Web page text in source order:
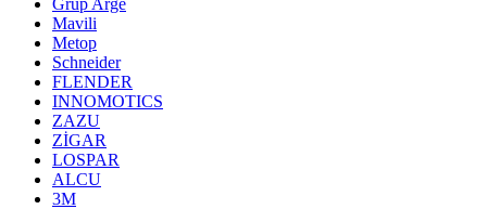
Mavili
Metop
Schneider
FLENDER
INNOMOTICS
ZAZU
ZİGAR
LOSPAR
ALCU
3M